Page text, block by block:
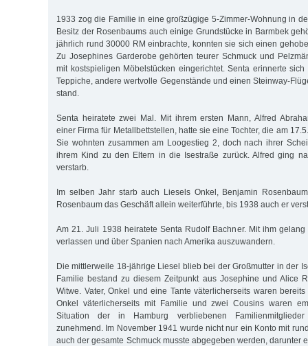
1933 zog die Familie in eine großzügige 5-Zimmer-Wohnung in
Besitz der Rosenbaums auch einige Grundstücke in Barmbek
jährlich rund 30000 RM einbrachte, konnten sie sich einen
Zu Josephines Garderobe gehörten teurer Schmuck und
mit kostspieligen Möbelstücken eingerichtet. Senta erinnerte
Teppiche, andere wertvolle Gegenstände und einen Steinway-
stand.
Senta heiratete zwei Mal. Mit ihrem ersten Mann, Alfred
einer Firma für Metallbettstellen, hatte sie eine Tochter, die am
Sie wohnten zusammen am Loogestieg 2, doch nach ihrer
ihrem Kind zu den Eltern in die Isestraße zurück. Alfred ging
verstarb.
Im selben Jahr starb auch Liesels Onkel, Benjamin
Rosen­baum das Geschäft allein weiterführte, bis 1938 auch er
Am 21. Juli 1938 heiratete Senta Rudolf Bachner. Mit ihm
verlassen und über Spanien nach Amerika auszuwandern.
Die mittlerweile 18-jährige Liesel blieb bei der Großmutter in der
Familie bestand zu diesem Zeitpunkt aus Josephine und Alice
Witwe. Vater, Onkel und eine Tante väterlicherseits waren
Onkel väterlicherseits mit Familie und zwei Cousins waren
Situation der in Hamburg verbliebenen Familienmitglieder
zunehmend. Im November 1941 wurde nicht nur ein Konto mit
auch der gesamte Schmuck musste abgegeben werden, darunter